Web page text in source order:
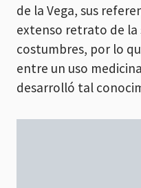
de la Vega, sus
extenso retrato de la
costumbres, por lo
entre un uso
desarrolló tal